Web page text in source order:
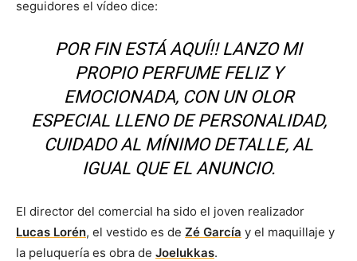
seguidores el vídeo dice:
POR FIN ESTÁ AQUÍ!! LANZO MI
PROPIO PERFUME FELIZ Y
EMOCIONADA, CON UN OLOR
ESPECIAL LLENO DE PERSONALIDAD,
CUIDADO AL MÍNIMO DETALLE, AL
IGUAL QUE EL ANUNCIO.
El director del comercial ha sido el joven realizador
Lucas Lorén, el vestido es de Zé García y el maquillaje y
la peluquería es obra de Joelukkas.